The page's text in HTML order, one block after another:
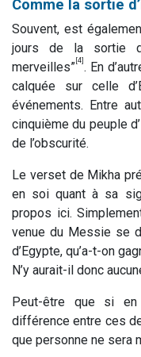
Comme la sortie
Souvent, est
jours de la sortie
merveilles” [4] . En
calquée sur celle
événements. Entre
cinquième du peuple
de l’obscurité.
Le verset de Mikha
en soi quant à sa
propos ici.
venue du Messie se
d’Egypte, qu’a-t-on
N’y aurait-il donc
Peut-être que si
différence entre ces
que personne ne sera